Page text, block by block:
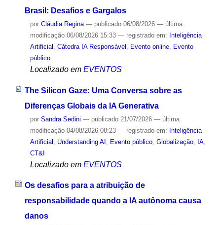
Brasil: Desafios e Gargalos
por Cláudia Regina — publicado06/08/2026 — última
modificação06/08/2026 15:33 — registrado em: Inteligência
Artificial
Cátedra IA Responsável Evento online,
Evento
público
Localizado em EVENTOS
The Silicon Gaze: Uma Conversa sobre as
Diferenças Globais da IA Generativa
por Sandra Sedini — publicado21/07/2026 — última
modificação04/08/2026 08:23 — registrado em: Inteligência
Artificial
Understanding AI Evento público, Globalização, IA,
CT&I
Localizado em EVENTOS
Os desafios para a atribuição de
responsabilidade quando a IA autônoma causa
danos